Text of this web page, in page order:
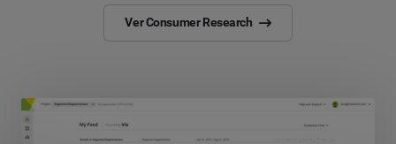
Ver Consumer Research